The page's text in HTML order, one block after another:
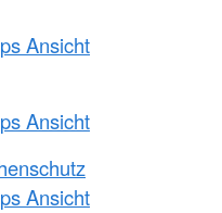
Ansicht
Ansicht
Ansicht